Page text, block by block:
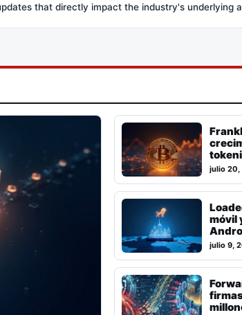
that directly impact the industry's underlying
julio 20,
móvil
julio 9,